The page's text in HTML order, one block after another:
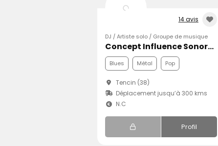
14 avis
DJ / Artiste solo / Groupe de musique
Concept Influence Sonore - Alexandre Buczek
Blues Métal Pop
Tencin (38)
Déplacement jusqu’à 300 kms
N.C
Profil